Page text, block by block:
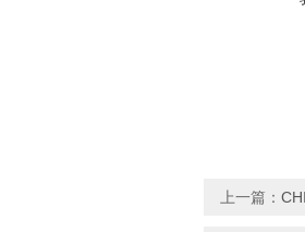
上一篇：